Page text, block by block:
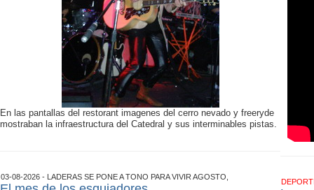
En las pantallas del restorant imagenes del cerro nevado y freeryde
mostraban la infraestructura del Catedral y sus interminables pistas.
03-08-2026 - LADERAS SE PONE A TONO PARA VIVIR AGOSTO,